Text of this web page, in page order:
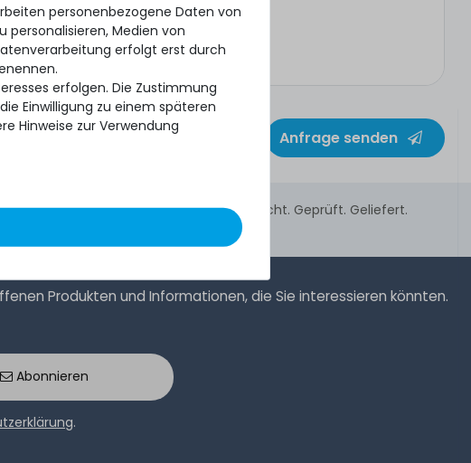
*
Anfrage senden
Gebraucht. Geprüft. Geliefert.
Produkten und Informationen, die Sie interessieren könnten.
Abonnieren
.
personenbezogene Daten von
personalisieren, Medien von
erfolgt erst durch
erfolgen. Die Zustimmung
Einwilligung zu einem späteren
Hinweise zur Verwendung